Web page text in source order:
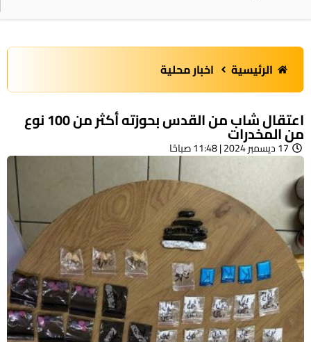
الرئيسية اخبار محلية
اعتقال شاب من القدس بحوزته أكثر من 100 نوع
من المخدرات
17 ديسمبر 2024 | 11:48 صباحًا